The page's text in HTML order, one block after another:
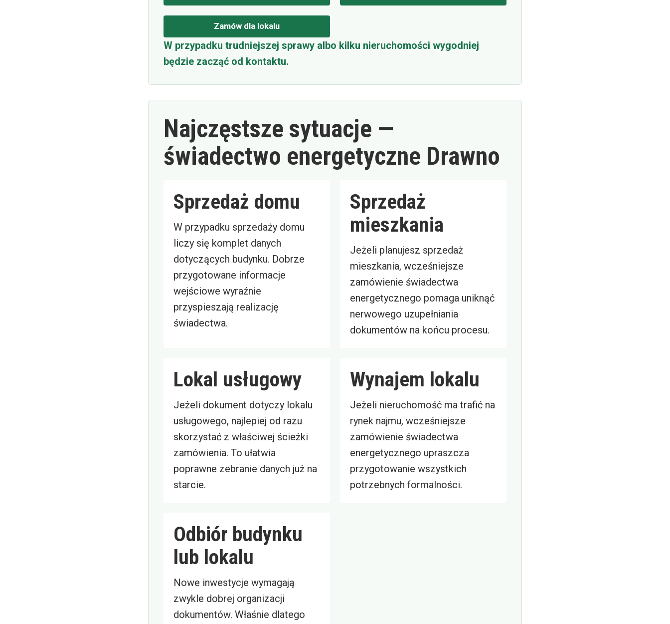
Zamów dla lokalu
W przypadku trudniejszej sprawy albo kilku nieruchomości wygodniej
będzie zacząć od kontaktu.
Najczęstsze sytuacje —
świadectwo energetyczne Drawno
Sprzedaż domu
W przypadku sprzedaży domu
liczy się komplet danych
dotyczących budynku. Dobrze
przygotowane informacje
wejściowe wyraźnie
przyspieszają realizację
świadectwa.
Sprzedaż
mieszkania
Jeżeli planujesz sprzedaż
mieszkania, wcześniejsze
zamówienie świadectwa
energetycznego pomaga uniknąć
nerwowego uzupełniania
dokumentów na końcu procesu.
Lokal usługowy
Jeżeli dokument dotyczy lokalu
usługowego, najlepiej od razu
skorzystać z właściwej ścieżki
zamówienia. To ułatwia
poprawne zebranie danych już na
starcie.
Wynajem lokalu
Jeżeli nieruchomość ma trafić na
rynek najmu, wcześniejsze
zamówienie świadectwa
energetycznego upraszcza
przygotowanie wszystkich
potrzebnych formalności.
Odbiór budynku
lub lokalu
Nowe inwestycje wymagają
zwykle dobrej organizacji
dokumentów. Właśnie dlatego